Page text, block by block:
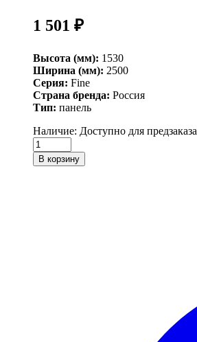
1 501 ₽
Высота (мм): 1530
Ширина (мм): 2500
Серия: Fine
Страна бренда: Россия
Тип: панель
Наличие: Доступно для предзаказа
Панель
Fine
1,53х2,5
В корзину